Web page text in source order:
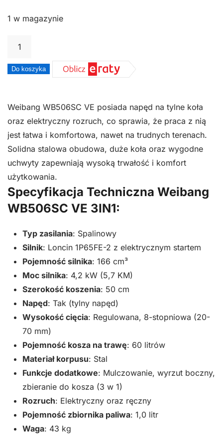
1 w magazynie
ilość
spalinowa
oficjalny
dytrybutor
Weibang
WB506SC
VE
3IN1
Do koszyka
Weibang WB506SC VE posiada napęd na tylne koła
oraz elektryczny rozruch, co sprawia, że praca z nią
jest łatwa i komfortowa, nawet na trudnych terenach.
Solidna stalowa obudowa, duże koła oraz wygodne
uchwyty zapewniają wysoką trwałość i komfort
użytkowania.
Specyfikacja Techniczna Weibang
WB506SC VE 3IN1:
Typ zasilania: Spalinowy
Silnik: Loncin 1P65FE-2 z elektrycznym startem
Pojemność silnika: 166 cm³
Moc silnika: 4,2 kW (5,7 KM)
Szerokość koszenia: 50 cm
Napęd: Tak (tylny napęd)
Wysokość cięcia: Regulowana, 8-stopniowa (20-
70 mm)
Pojemność kosza na trawę: 60 litrów
Materiał korpusu: Stal
Funkcje dodatkowe: Mulczowanie, wyrzut boczny,
zbieranie do kosza (3 w 1)
Rozruch: Elektryczny oraz ręczny
Pojemność zbiornika paliwa: 1,0 litr
Waga: 43 kg